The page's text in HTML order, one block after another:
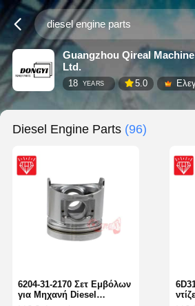
Guangzhou Qireal
Ltd.
18 YEARS 5.0
Diesel Engine Parts (96)
6204-31-2170 Σετ Εμβόλων
για Μηχανή Diesel